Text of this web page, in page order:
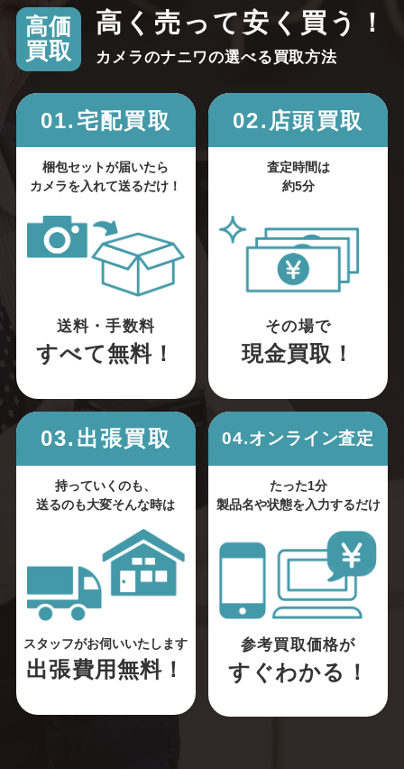
高価
買取
高く売って安く買う！
カメラのナニワの選べる買取方法
01.宅配買取
梱包セットが届いたら
カメラを入れて送るだけ！
送料・手数料
すべて無料！
02.店頭買取
査定時間は
約5分
その場で
現金買取！
03.出張買取
持っていくのも、
送るのも大変そんな時は
スタッフがお伺いいたします
出張費用無料！
04.オンライン査定
たった1分
製品名や状態を入力するだけ
参考買取価格が
すぐわかる！